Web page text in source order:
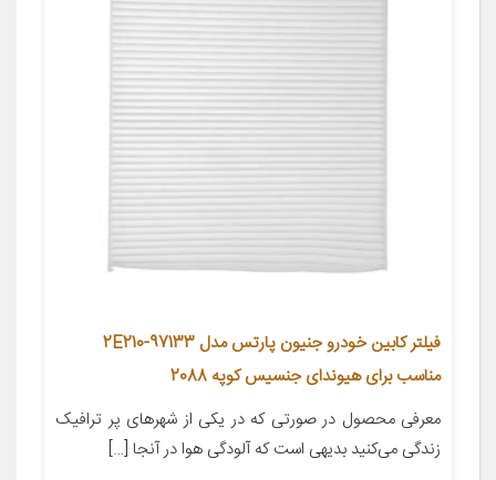
فیلتر کابین خودرو جنیون پارتس مدل 97133-2E210
مناسب برای هیوندای جنسیس کوپه 2088
معرفی محصول در صورتی که در یکی از شهر‌های پر ترافیک
زندگی می‌کنید بدیهی است که آلودگی هوا در آنجا […]